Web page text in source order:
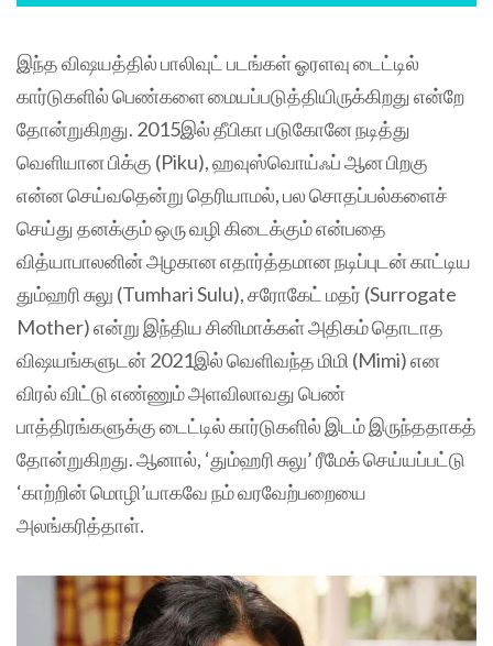
இந்த விஷயத்தில் பாலிவுட் படங்கள் ஓரளவு டைட்டில்
கார்டுகளில் பெண்களை மையப்படுத்தியிருக்கிறது என்றே
தோன்றுகிறது. 2015இல் தீபிகா படுகோனே நடித்து
வெளியான பிக்கு (Piku), ஹவுஸ்வொய்ஃப் ஆன பிறகு
என்ன செய்வதென்று தெரியாமல், பல சொதப்பல்களைச்
செய்து தனக்கும் ஒரு வழி கிடைக்கும் என்பதை
வித்யாபாலனின் அழகான எதார்த்தமான நடிப்புடன் காட்டிய
தும்ஹரி சுலு (Tumhari Sulu), சரோகேட் மதர் (Surrogate
Mother) என்று இந்திய சினிமாக்கள் அதிகம் தொடாத
விஷயங்களுடன் 2021இல் வெளிவந்த மிமி (Mimi) என
விரல் விட்டு எண்ணும் அளவிலாவது பெண்
பாத்திரங்களுக்கு டைட்டில் கார்டுகளில் இடம் இருந்ததாகத்
தோன்றுகிறது. ஆனால், ‘தும்ஹரி சுலு’ ரீமேக் செய்யப்பட்டு
‘காற்றின் மொழி’யாகவே நம் வரவேற்பறையை
அலங்கரித்தாள்.